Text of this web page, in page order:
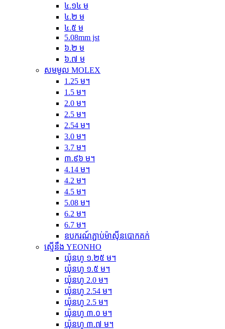
៤.១៤ ម
៤.២ ម
៤.៥ ម
5.08mm jst
៦.២ ម
៦.៧ ម
សមមូល MOLEX
1.25 ម។
1.5 ម។
2.0 ម។
2.5 ម។
2.54 ម។
3.0 ម។
3.7 ម។
៣.៩៦ ម។
4.14 ម។
4.2 ម។
4.5 ម។
5.08 ម។
6.2 ម។
6.7 ម។
ឧបករណ៍ភ្ជាប់ម៉ាស៊ីនបោកគក់
ស្មើនឹង YEONHO
យ៉ុនហូ ១.២៥ ម។
យ៉ុនហូ ១.៥ ម។
យ៉ុនហូ 2.0 ម។
យ៉ុនហូ 2.54 ម។
យ៉ុនហូ 2.5 ម។
យ៉ុនហូ ៣.០ ម។
យ៉ុនហូ ៣.៧ ម។